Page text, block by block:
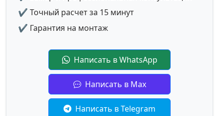
✔ Точный расчет за 15 минут
✔ Гарантия на монтаж
Написать в WhatsApp
Написать в Max
Написать в Telegram